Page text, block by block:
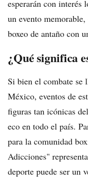
esperarán con interés
un evento
boxeo de antaño con
¿Qué significa
Si bien el combate se
México, eventos de
figuras tan icónicas
eco en todo el país.
para la comunidad
Adicciones"
deporte puede ser un